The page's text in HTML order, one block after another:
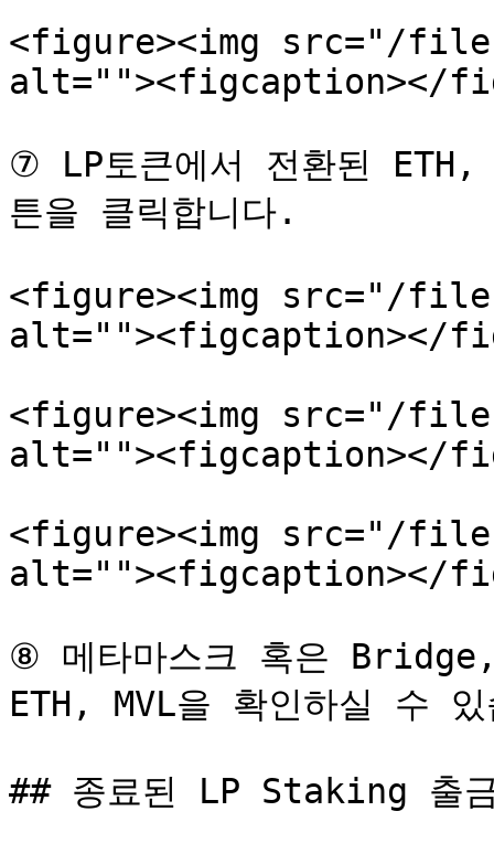
<figure><img src="/
alt=""><figcaption></
⑦ LP토큰에서 전환된
튼을 클릭합니다.
<figure><img src="/
alt=""><figcaption></
<figure><img src="/
alt=""><figcaption></
<figure><img src="/files/
alt=""><figcaption></
⑧ 메타마스크 혹은
ETH, MVL을 확인하실 수
## 종료된 LP Staking 출